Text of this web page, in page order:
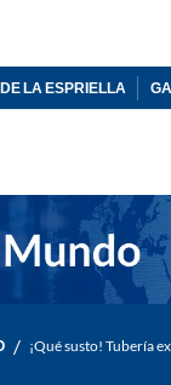
LA ESPRIELLA
/ ¡Qué susto! Tubería